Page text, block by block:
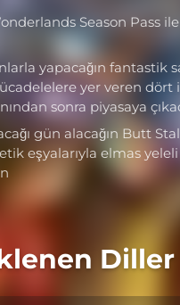
Season Pass
yapacağın fantastik
yer veren dört
sonra piyasaya
gün alacağın Butt
eşyalarıyla elmas
Diller